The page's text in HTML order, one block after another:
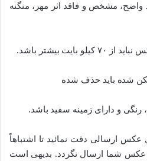
باید واضح، مشخص و فاقد اثر مهر، منگنه
عکس ارسالی دقت نمائید تا اشتباهاً
شما ارسال نگردد. بدیهی است